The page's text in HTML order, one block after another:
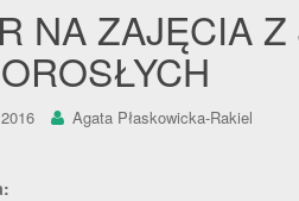
NA ZAJĘCIA
Agata Płaskowicka-Rakiel